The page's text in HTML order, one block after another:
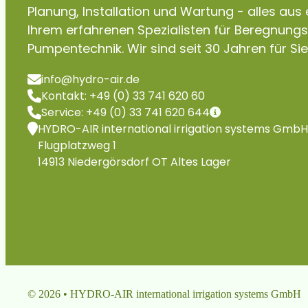
Planung, Installation und Wartung - alles aus
Ihrem erfahrenen Spezialisten für
Pumpentechnik. Wir sind seit 30 Jahren für
info@hydro-air.de
Kontakt: +49 (0) 33 741 620 60
Service: +49 (0) 33 741 620 644
HYDRO-AIR international irrigation systems GmbH
Flugplatzweg 1
14913 Niedergörsdorf OT Altes Lager
© 2026 • HYDRO-AIR international irrigation systems GmbH